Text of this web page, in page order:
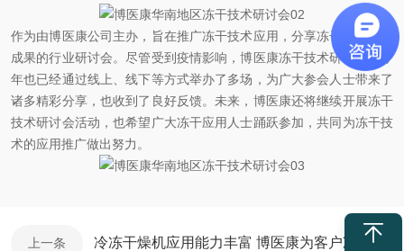
作为由博医康公司主办，旨在推广冻干技术应用，分享冻干技术研究
成果的行业研讨会。尽管受到疫情影响，博医康冻干技术研讨会在今
年也已经通过线上、线下等方式举办了多场，为广大参会人士带来了
诸多精彩分享，也收到了良好反馈。未来，博医康还将继续开展冻干
技术研讨会活动，也希望广大冻干应用人士踊跃参加，共同为冻干技
术的应用推广做出努力。
上一条 冷冻干燥机应用能力丰富 博医康为客户冻干土壤样品